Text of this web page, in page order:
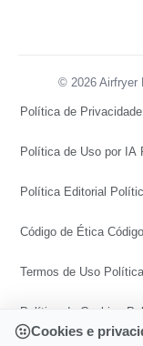
© 2026 Airfryer
Política de Privacidade
Política de Uso por IA
Política Editorial
Código de Ética
Termos de Uso
Política de Cookies
Cookies e